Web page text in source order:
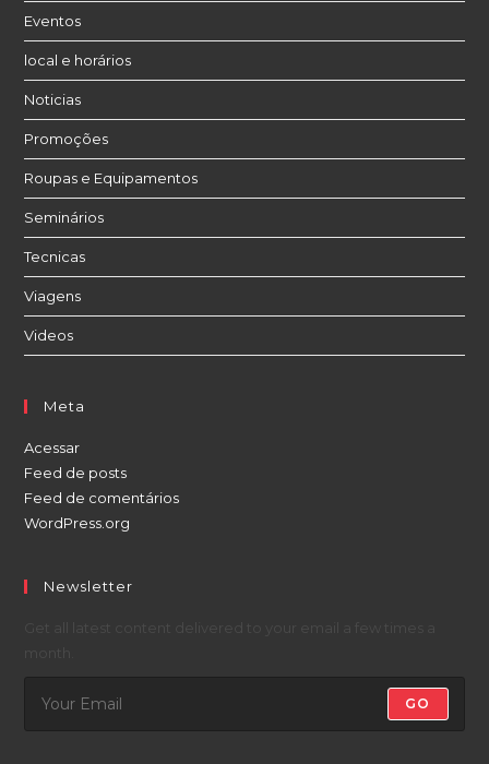
Eventos
local e horários
Noticias
Promoções
Roupas e Equipamentos
Seminários
Tecnicas
Viagens
Videos
Meta
Acessar
Feed de posts
Feed de comentários
WordPress.org
Newsletter
GO